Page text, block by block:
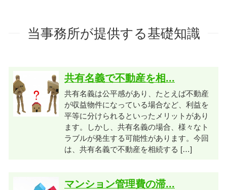
当事務所が提供する基礎知識
共有名義で不動産を相...
共有名義は公平感があり、たとえば不動産
が収益物件になっている場合など、利益を
平等に分けられるといったメリットがあり
ます。しかし、共有名義の場合、様々なト
ラブルが発生する可能性があります。今回
は、共有名義で不動産を相続する […]
マンション管理費の滞...